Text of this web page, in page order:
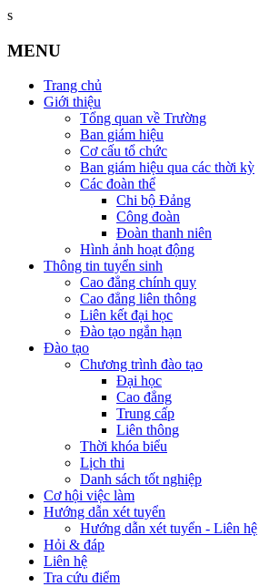
s
MENU
Trang chủ
Giới thiệu
Tổng quan về Trường
Ban giám hiệu
Cơ cấu tổ chức
Ban giám hiệu qua các thời kỳ
Các đoàn thể
Chi bộ Đảng
Công đoàn
Đoàn thanh niên
Hình ảnh hoạt động
Thông tin tuyển sinh
Cao đẳng chính quy
Cao đẳng liên thông
Liên kết đại học
Đào tạo ngắn hạn
Đào tạo
Chương trình đào tạo
Đại học
Cao đẳng
Trung cấp
Liên thông
Thời khóa biểu
Lịch thi
Danh sách tốt nghiệp
Cơ hội việc làm
Hướng dẫn xét tuyển
Hướng dẫn xét tuyển - Liên hệ
Hỏi & đáp
Liên hệ
Tra cứu điểm